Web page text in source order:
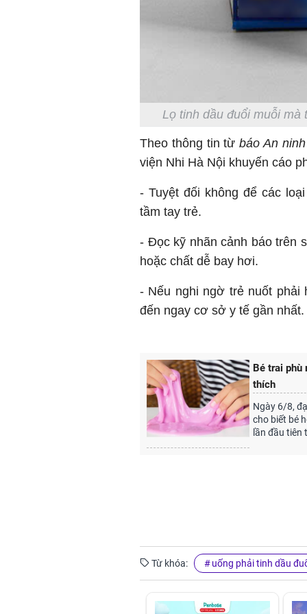
Lọ tinh dầu đuổi muỗi mà
Theo thông tin từ báo An
viện Nhi Hà Nội khuyến cáo
- Tuyệt đối không để các
tầm tay trẻ.
- Đọc kỹ nhãn cảnh báo trên
hoặc chất dễ bay hơi.
- Nếu nghi ngờ trẻ nuốt phải
đến ngay cơ sở y tế gần nhất.
Bé trai
thích
Ngày 6/8,
cho biết bé
lần đầu tiên
Từ khóa: uống phải tinh dầu